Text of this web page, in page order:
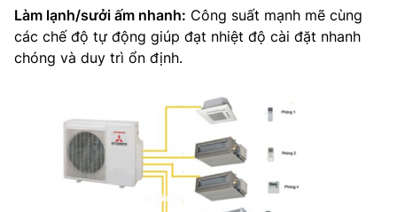
Làm lạnh/sưởi ấm nhanh: Công suất mạnh mẽ cùng
các chế độ tự động giúp đạt nhiệt độ cài đặt nhanh
chóng và duy trì ổn định.